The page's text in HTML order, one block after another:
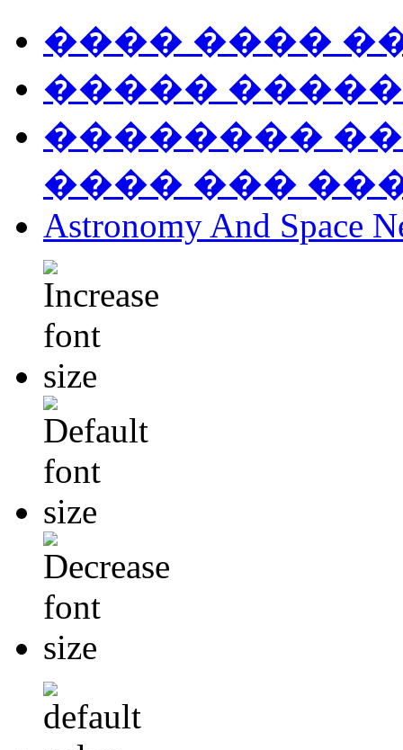
���� ����
�����
��������
���� ���
Astronomy And Space